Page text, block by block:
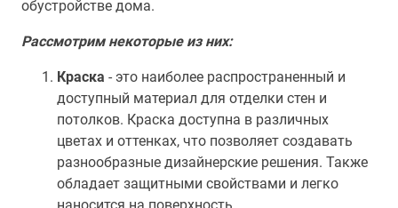
обустройстве дома.
Рассмотрим некоторые из них:
Краска - это наиболее распространенный и
доступный материал для отделки стен и
потолков. Краска доступна в различных
цветах и оттенках, что позволяет создавать
разнообразные дизайнерские решения. Также
обладает защитными свойствами и легко